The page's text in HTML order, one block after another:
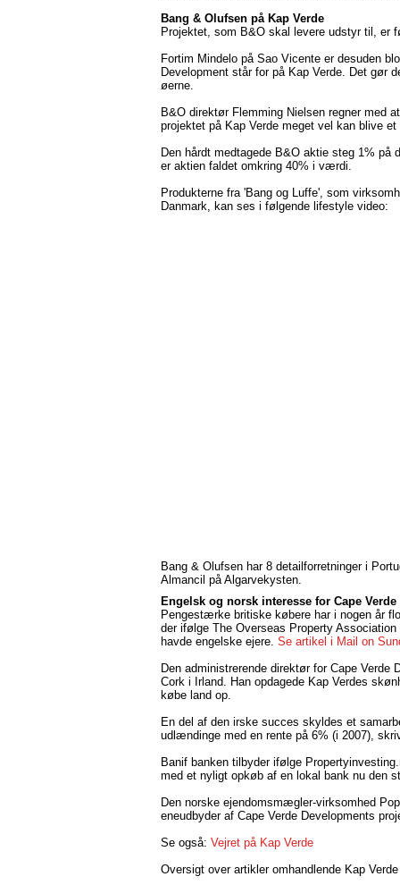
Bang & Olufsen på Kap Verde
Projektet, som B&O skal levere udstyr til, er
Fortim Mindelo på Sao Vicente er desuden
Development står for på Kap Verde. Det gør
øerne.
B&O direktør Flemming Nielsen regner med
projektet på Kap Verde meget vel kan blive
Den hårdt medtagede B&O aktie steg 1% på
er aktien faldet omkring 40% i værdi.
Produkterne fra 'Bang og Luffe', som
Danmark, kan ses i følgende lifestyle video:
Bang & Olufsen har 8 detailforretninger i
Almancil på Algarvekysten.
Engelsk og norsk interesse for Cape Verde
Pengestærke britiske købere har i nogen år
der ifølge The Overseas Property
havde engelske ejere. Se artikel i Mail on
Den administrerende direktør for Cape
Cork i Irland. Han opdagede Kap Verdes
købe land op.
En del af den irske succes skyldes et
udlændinge med en rente på 6% (i 2007),
Banif banken tilbyder ifølge
med et nyligt opkøb af en lokal bank nu den
Den norske ejendomsmægler-virksomhed
eneudbyder af Cape Verde Developments
Se også: Vejret på Kap Verde
Oversigt over artikler omhandlende Kap